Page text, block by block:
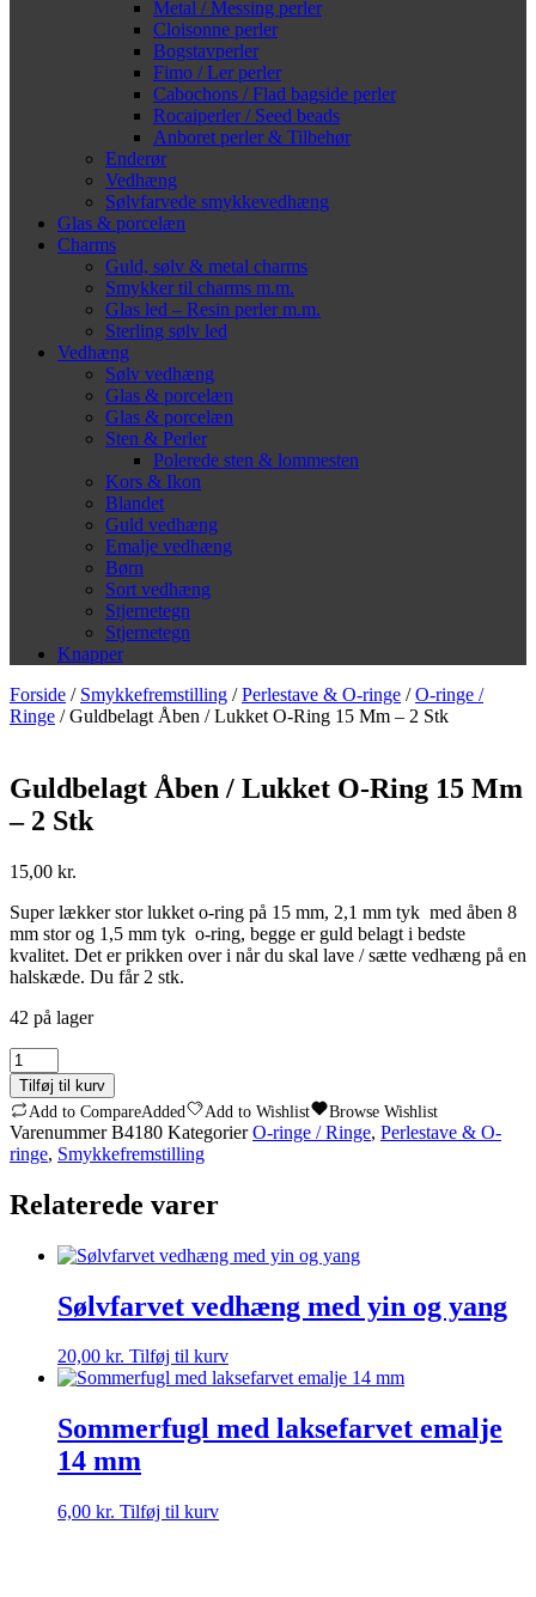
Metal / Messing perler
Cloisonne perler
Bogstavperler
Fimo / Ler perler
Cabochons / Flad bagside perler
Rocaiperler / Seed beads
Anboret perler & Tilbehør
Enderør
Vedhæng
Sølvfarvede smykkevedhæng
Glas & porcelæn
Charms
Guld, sølv & metal charms
Smykker til charms m.m.
Glas led – Resin perler m.m.
Sterling sølv led
Vedhæng
Sølv vedhæng
Glas & porcelæn
Glas & porcelæn
Sten & Perler
Polerede sten & lommesten
Kors & Ikon
Blandet
Guld vedhæng
Emalje vedhæng
Børn
Sort vedhæng
Stjernetegn
Stjernetegn
Knapper
Forside / Smykkefremstilling /Perlestave & O-ringe /O-ringe /
Ringe / Guldbelagt Åben / Lukket O-Ring 15 Mm – 2 Stk
Guldbelagt Åben / Lukket O-Ring 15 Mm
– 2 Stk
15,00 kr.
Super lækker stor lukket o-ring på 15 mm, 2,1 mm tyk med åben 8
mm stor og 1,5 mm tyk o-ring, begge er guld belagt i bedste
kvalitet. Det er prikken over i når du skal lave / sætte vedhæng på en
halskæde. Du får 2 stk.
42 på lager
Guldbelagt
Åben
/
Lukket
O-
Ring
Mm
Tilføj til kurv
Add to CompareAdded Add to Wishlist Browse Wishlist
VarenummerB4180 Kategorier O-ringe / Ringe, Perlestave & O-
ringe, Smykkefremstilling
Relaterede varer
Sølvfarvet vedhæng med yin og yang
20,00 kr. Tilføj til kurv
Sommerfugl med laksefarvet emalje
14 mm
6,00 kr. Tilføj til kurv